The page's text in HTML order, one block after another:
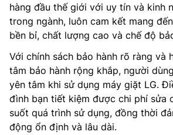
hàng đầu thế giới với uy tín và kinh
trong ngành, luôn cam kết mang
bền bỉ, chất lượng cao và chế độ
Với chính sách bảo hành rõ ràng và
tâm bảo hành rộng khắp, người
yên tâm khi sử dụng máy giặt LG.
đình bạn tiết kiệm được chi phí sửa
suốt quá trình sử dụng, đồng thời
động ổn định và lâu dài.